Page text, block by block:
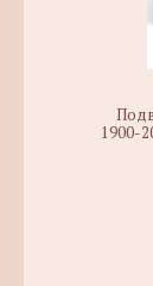
1900-